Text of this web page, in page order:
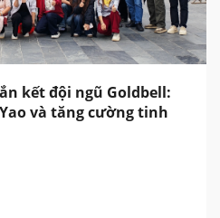
kết đội ngũ Goldbell:
và tăng cường tinh